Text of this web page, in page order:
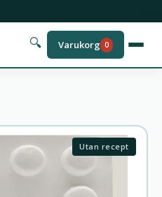
🔍 Varukorg 0
Utan recept